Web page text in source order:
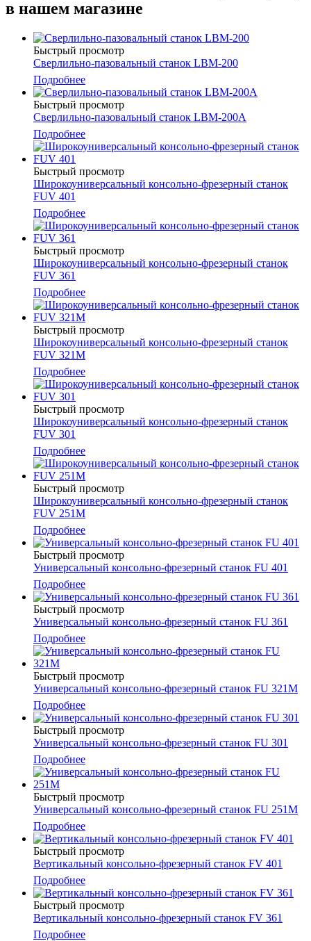
в нашем магазине
Быстрый просмотр
Сверлильно-пазовальный станок LBM-200
Подробнее
Быстрый просмотр
Сверлильно-пазовальный станок LBM-200А
Подробнее
Быстрый просмотр
Широкоуниверсальный консольно-фрезерный станок
FUV 401
Подробнее
Быстрый просмотр
Широкоуниверсальный консольно-фрезерный станок
FUV 361
Подробнее
Быстрый просмотр
Широкоуниверсальный консольно-фрезерный станок
FUV 321М
Подробнее
Быстрый просмотр
Широкоуниверсальный консольно-фрезерный станок
FUV 301
Подробнее
Быстрый просмотр
Широкоуниверсальный консольно-фрезерный станок
FUV 251M
Подробнее
Быстрый просмотр
Универсальный консольно-фрезерный станок FU 401
Подробнее
Быстрый просмотр
Универсальный консольно-фрезерный станок FU 361
Подробнее
Быстрый просмотр
Универсальный консольно-фрезерный станок FU 321М
Подробнее
Быстрый просмотр
Универсальный консольно-фрезерный станок FU 301
Подробнее
Быстрый просмотр
Универсальный консольно-фрезерный станок FU 251M
Подробнее
Быстрый просмотр
Вертикальный консольно-фрезерный станок FV 401
Подробнее
Быстрый просмотр
Вертикальный консольно-фрезерный станок FV 361
Подробнее